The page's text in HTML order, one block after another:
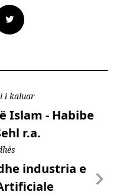
i kaluar
Islam - Habibe
r.a.
industria e